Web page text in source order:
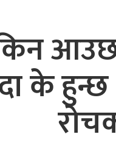
आउछ
के हुन्छ